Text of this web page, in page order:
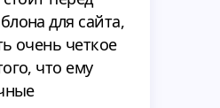
для сайта,
очень четкое
что ему